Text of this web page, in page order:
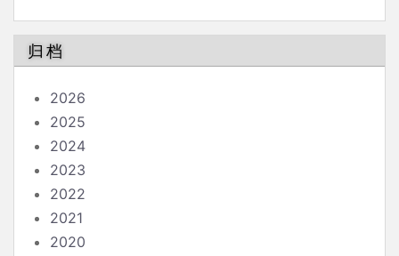
归档
2026
2025
2024
2023
2022
2021
2020